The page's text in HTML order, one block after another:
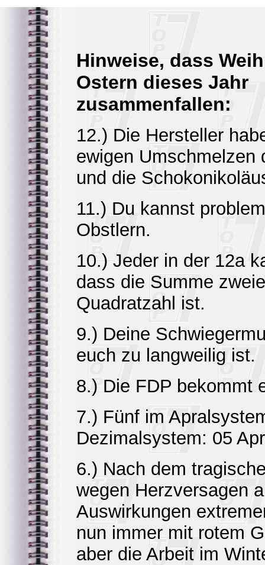
Hinweise, dass
Ostern dieses Jahr
zusammenfallen:
12.) Die Hersteller
ewigen Umschmelzen
und die
11.) Du kannst
Obstlern.
10.) Jeder in der 12a
dass die Summe
Quadratzahl ist.
9.) Deine
euch zu langweilig ist.
8.) Die FDP bekommt
7.) Fünf im
Dezimalsystem: 05
6.) Nach dem
wegen Herzversagen
Auswirkungen
nun immer mit rotem
aber die Arbeit im